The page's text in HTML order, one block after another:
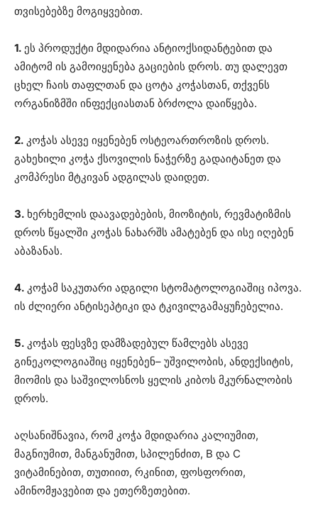
თვისებებზე მოგიყვებით.
1. ეს პროდუქტი მდიდარია ანტიოქსიდანტებით და
ამიტომ ის გამოიყენება გაციების დროს. თუ დალევთ
ცხელ ჩაის თაფლთან და ცოტა კოჭასთან, თქვენს
ორგანიზმში ინფექციასთან ბრძოლა დაიწყება.
2. კოჭას ასევე იყენებენ ოსტეოართროზის დროს.
გახეხილი კოჭა ქსოვილის ნაჭერზე გადაიტანეთ და
კომპრესი მტკივან ადგილას დაიდეთ.
3. ხერხემლის დაავადებების, მიოზიტის, რევმატიზმის
დროს წყალში კოჭას ნახარშს ამატებენ და ისე იღებენ
აბაზანას.
4. კოჭამ საკუთარი ადგილი სტომატოლოგიაშიც იპოვა.
ის ძლიერი ანტისეპტიკი და ტკივილგამაყუჩებელია.
5. კოჭას ფესვზე დამზადებულ წამლებს ასევე
გინეკოლოგიაშიც იყენებენ– უშვილობის, ანდექსიტის,
მიომის და საშვილოსნოს ყელის კიბოს მკურნალობის
დროს.
აღსანიშნავია, რომ კოჭა მდიდარია კალიუმით,
მაგნიუმით, მანგანუმით, სპილენძით, В და С
ვიტამინებით, თუთიით, რკინით, ფოსფორით,
ამინომჟავებით და ეთერზეთებით.